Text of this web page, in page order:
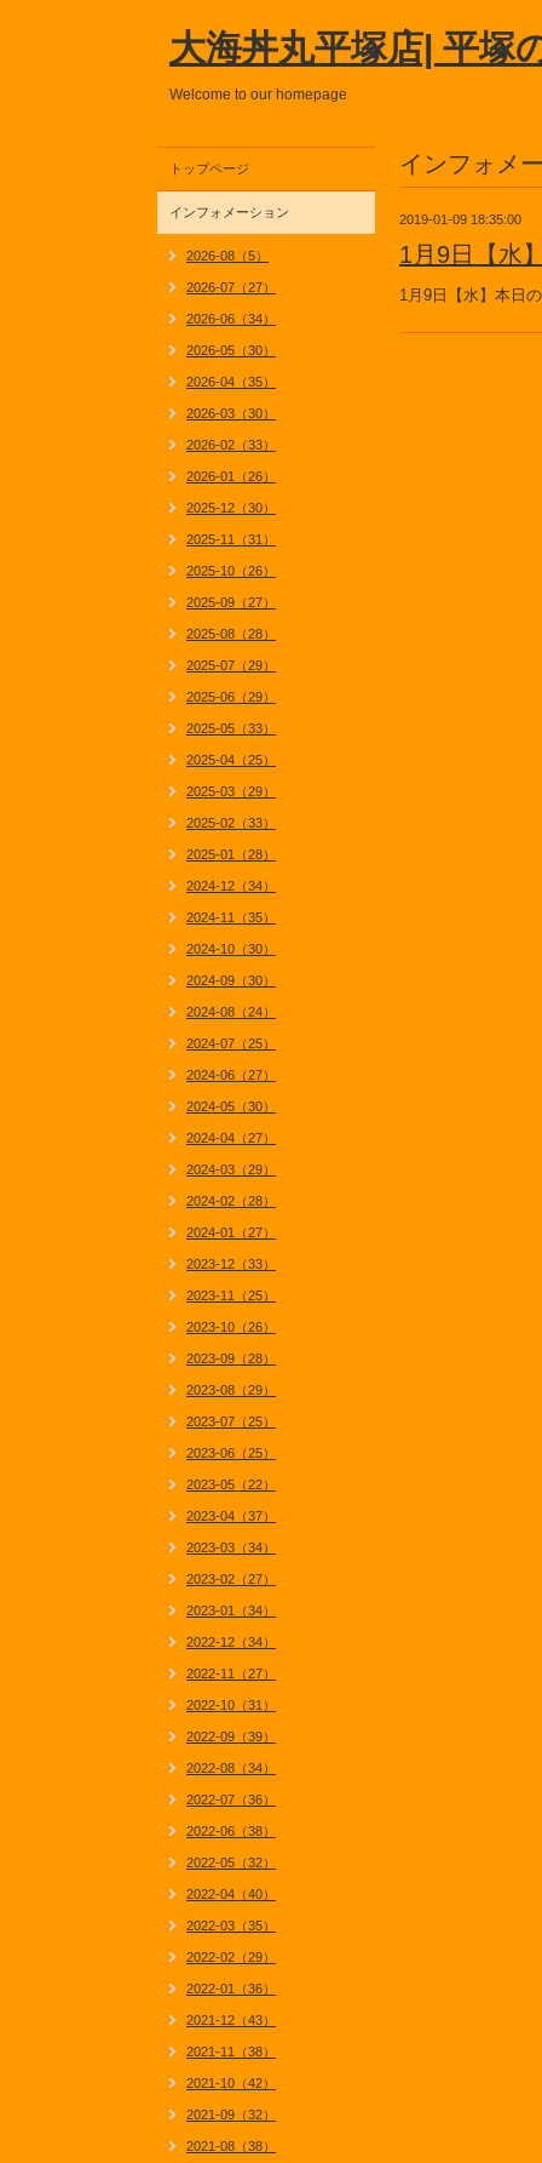
大海丼丸平塚店| 平塚
Welcome to our homepage
インフォメ
2019-01-09 18:35:00
1月9日【水
1月9日【水】本日
トップページ
インフォメーション
2026-08（5）
2026-07（27）
2026-06（34）
2026-05（30）
2026-04（35）
2026-03（30）
2026-02（33）
2026-01（26）
2025-12（30）
2025-11（31）
2025-10（26）
2025-09（27）
2025-08（28）
2025-07（29）
2025-06（29）
2025-05（33）
2025-04（25）
2025-03（29）
2025-02（33）
2025-01（28）
2024-12（34）
2024-11（35）
2024-10（30）
2024-09（30）
2024-08（24）
2024-07（25）
2024-06（27）
2024-05（30）
2024-04（27）
2024-03（29）
2024-02（28）
2024-01（27）
2023-12（33）
2023-11（25）
2023-10（26）
2023-09（28）
2023-08（29）
2023-07（25）
2023-06（25）
2023-05（22）
2023-04（37）
2023-03（34）
2023-02（27）
2023-01（34）
2022-12（34）
2022-11（27）
2022-10（31）
2022-09（39）
2022-08（34）
2022-07（36）
2022-06（38）
2022-05（32）
2022-04（40）
2022-03（35）
2022-02（29）
2022-01（36）
2021-12（43）
2021-11（38）
2021-10（42）
2021-09（32）
2021-08（38）